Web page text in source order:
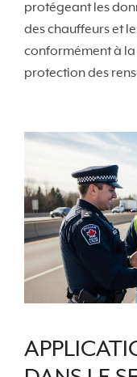
protégeant les
des chauffeurs et
conformément à
protection des